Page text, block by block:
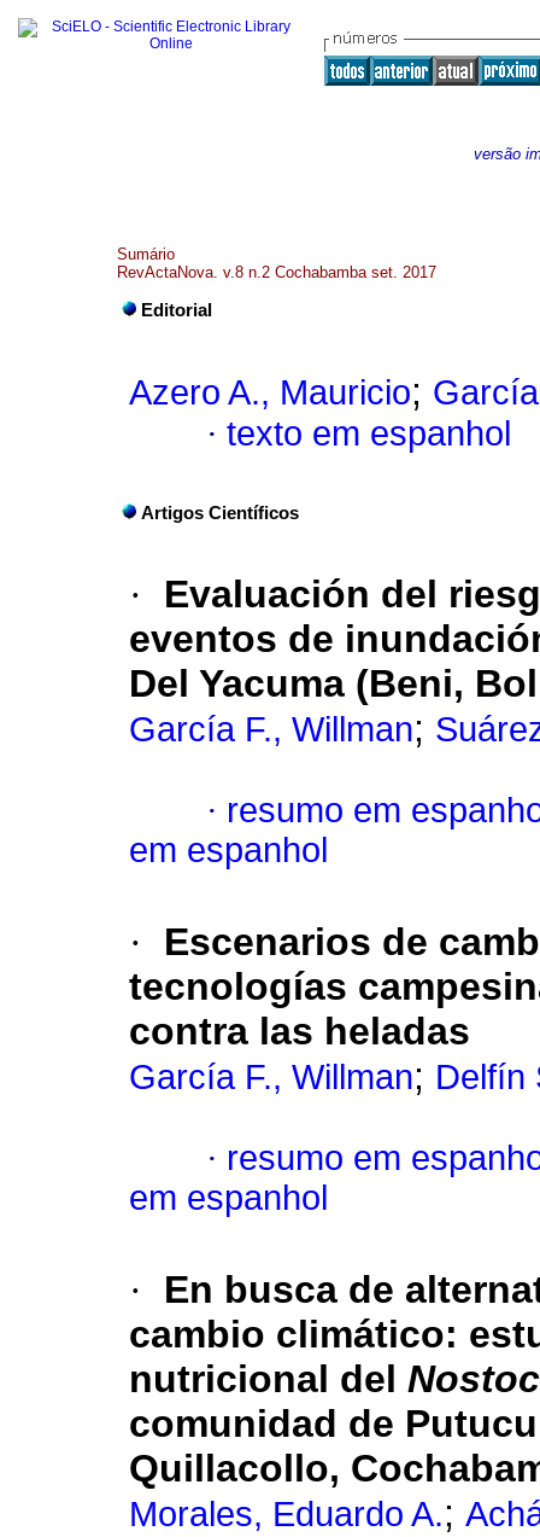
versão
Sumário
RevActaNova. v.8 n.2 Cochabamba set. 2017
Editorial
Azero A., Mauricio;
· texto em espanhol
Artigos Científicos
·
Evaluación del
eventos de
Del Yacuma (Beni,
García F., Willman;
· resumo em
em espanhol
·
Escenarios de
tecnologías
contra las heladas
García F., Willman; Delfín
· resumo em
em espanhol
·
En busca de
cambio climático:
nutricional del
comunidad de
Quillacollo,
Morales, Eduardo A.;